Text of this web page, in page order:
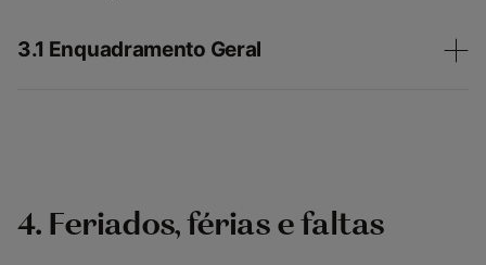
3.1 Enquadramento Geral
4. Feriados, férias e faltas